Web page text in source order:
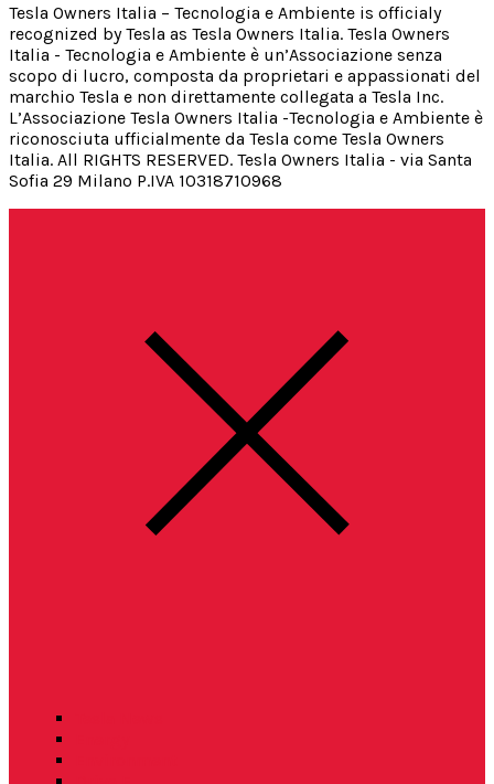
Tesla Owners Italia – Tecnologia e Ambiente is officialy
recognized by Tesla as Tesla Owners Italia. Tesla Owners
Italia - Tecnologia e Ambiente è un’Associazione senza
scopo di lucro, composta da proprietari e appassionati del
marchio Tesla e non direttamente collegata a Tesla Inc.
L’Associazione Tesla Owners Italia -Tecnologia e Ambiente è
riconosciuta ufficialmente da Tesla come Tesla Owners
Italia. All RIGHTS RESERVED. Tesla Owners Italia - via Santa
Sofia 29 Milano P.IVA 10318710968